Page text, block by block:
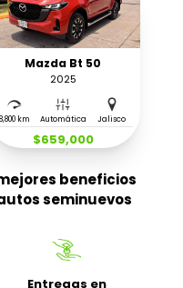
Mazda Bt 50
2025
8,800 km Automática Jalisco
$659,000
beneficios
seminuevos
Entregas en